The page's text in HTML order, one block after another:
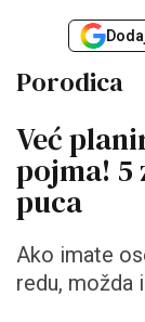
Porodica
Već
pojma! 5
puca
Ako imate
redu, možda